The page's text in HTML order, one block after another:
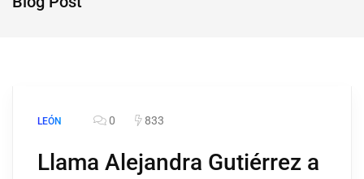
LEÓN 0 833
Llama Alejandra Gutiérrez a